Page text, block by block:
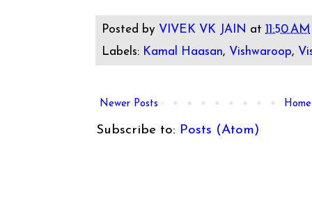
Posted by VIVEK VK JAIN at11:50 AM
Labels: Kamal Haasan, Vishwaroop,
Newer Posts Home
Subscribe to: Posts (Atom)